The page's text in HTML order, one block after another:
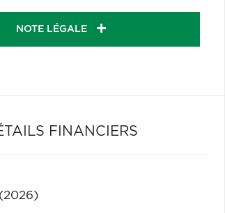
NOTE LÉGALE
FINANCIERS